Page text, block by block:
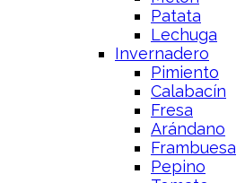
Patata
Lechuga
Invernadero
Pimiento
Calabacín
Fresa
Arándano
Frambuesa
Pepino